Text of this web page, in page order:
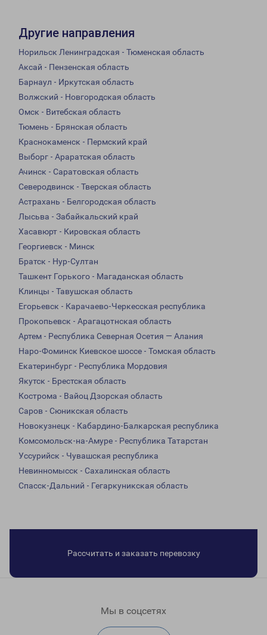
Другие направления
Норильск Ленинградская - Тюменская область
Аксай - Пензенская область
Барнаул - Иркутская область
Волжский - Новгородская область
Омск - Витебская область
Тюмень - Брянская область
Краснокаменск - Пермский край
Выборг - Араратская область
Ачинск - Саратовская область
Северодвинск - Тверская область
Астрахань - Белгородская область
Лысьва - Забайкальский край
Хасавюрт - Кировская область
Георгиевск - Минск
Братск - Нур-Султан
Ташкент Горького - Магаданская область
Клинцы - Тавушская область
Егорьевск - Карачаево-Черкесская республика
Прокопьевск - Арагацотнская область
Артем - Республика Северная Осетия — Алания
Наро-Фоминск Киевское шоссе - Томская область
Екатеринбург - Республика Мордовия
Якутск - Брестская область
Кострома - Вайоц Дзорская область
Саров - Сюникская область
Новокузнецк - Кабардино-Балкарская республика
Комсомольск-на-Амуре - Республика Татарстан
Уссурийск - Чувашская республика
Невинномысск - Сахалинская область
Спасск-Дальний - Гегаркуникская область
Рассчитать и заказать перевозку
Мы в соцсетях